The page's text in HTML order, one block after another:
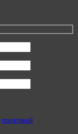
политикой